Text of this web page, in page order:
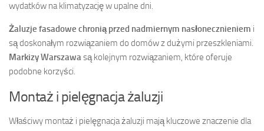
wydatków na klimatyzację w upalne dni.
Żaluzje fasadowe chronią przed nadmiernym nasłonecznieniem i
są doskonałym rozwiązaniem do domów z dużymi przeszkleniami.
Markizy Warszawasą kolejnym rozwiązaniem, które oferuje
podobne korzyści.
Montaż i pielęgnacja żaluzji
Właściwy montaż i pielęgnacja żaluzji mają kluczowe znaczenie dla